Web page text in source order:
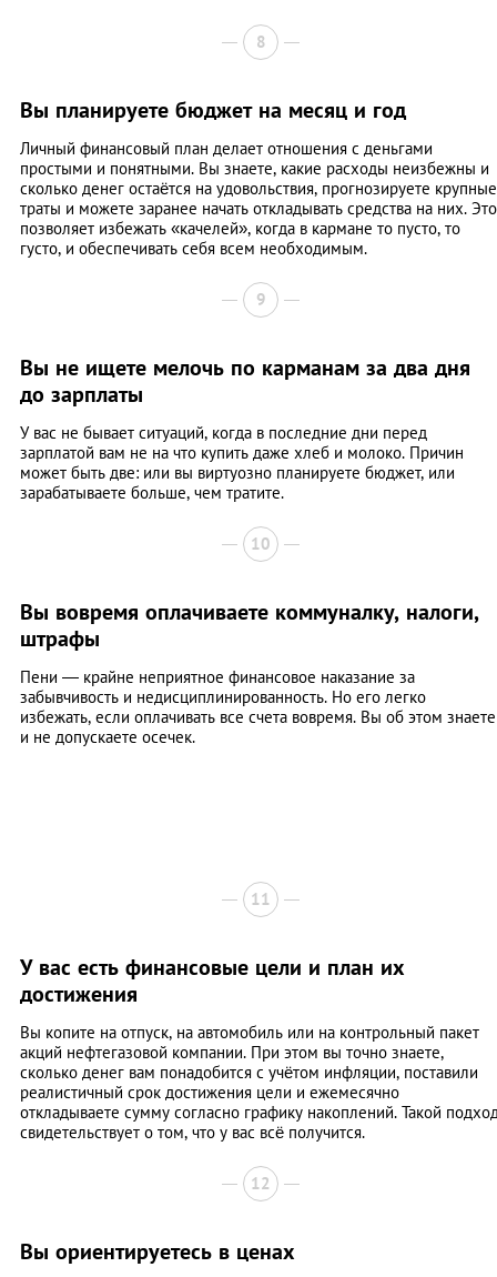
8
Вы планируете бюджет на месяц и год
Личный финансовый план делает отношения с деньгами
простыми и понятными. Вы знаете, какие расходы неизбежны и
сколько денег остаётся на удовольствия, прогнозируете крупные
траты и можете заранее начать откладывать средства на них. Это
позволяет избежать «качелей», когда в кармане то пусто, то
густо, и обеспечивать себя всем необходимым.
9
Вы не ищете мелочь по карманам за два дня
до зарплаты
У вас не бывает ситуаций, когда в последние дни перед
зарплатой вам не на что купить даже хлеб и молоко. Причин
может быть две: или вы виртуозно планируете бюджет, или
зарабатываете больше, чем тратите.
10
Вы вовремя оплачиваете коммуналку, налоги,
штрафы
Пени — крайне неприятное финансовое наказание за
забывчивость и недисциплинированность. Но его легко
избежать, если оплачивать все счета вовремя. Вы об этом знаете
и не допускаете осечек.
11
У вас есть финансовые цели и план их
достижения
Вы копите на отпуск, на автомобиль или на контрольный пакет
акций нефтегазовой компании. При этом вы точно знаете,
сколько денег вам понадобится с учётом инфляции, поставили
реалистичный срок достижения цели и ежемесячно
откладываете сумму согласно графику накоплений. Такой
свидетельствует о том, что у вас всё получится.
12
Вы ориентируетесь в ценах